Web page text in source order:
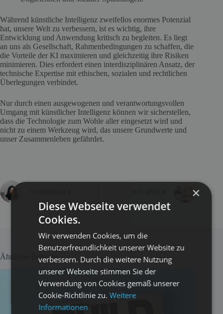
Während künstliche Intelligenz zweifellos enormes Potenzial
hat, unsere Welt zu verbessern, ist es wichtig, ihre
Entwicklung und Anwendung kritisch zu begleiten. Es liegt
an uns als Gesellschaft, Rahmenbedingungen zu schaffen, die
die Vorteile der KI maximieren und gleichzeitig ihre Risiken
minimieren. Dies erfordert einen interdisziplinären Ansatz, der
technische Expertise mit ethischen, sozialen und rechtlichen
Überlegungen verbindet.
Nur durch einen ausgewogenen und verantwortungsvollen
Umgang mit künstlicher Intelligenz können wir sicherstellen,
dass die Technologie zum Wohle aller eingesetzt wird und
nicht zu einem Werkzeug wird, das unsere Grundwerte und
unser Zusammenleben gefährdet.
Ähnliche Beiträge
×
Diese Webseite verwendet
Cookies.
Wir verwenden Cookies, um die
Benutzerfreundlichkeit unserer Website zu
verbessern. Durch die weitere Nutzung
unserer Webseite stimmen Sie der
Verwendung von Cookies gemäß unserer
Cookie-Richtlinie zu.Weitere
Informationen